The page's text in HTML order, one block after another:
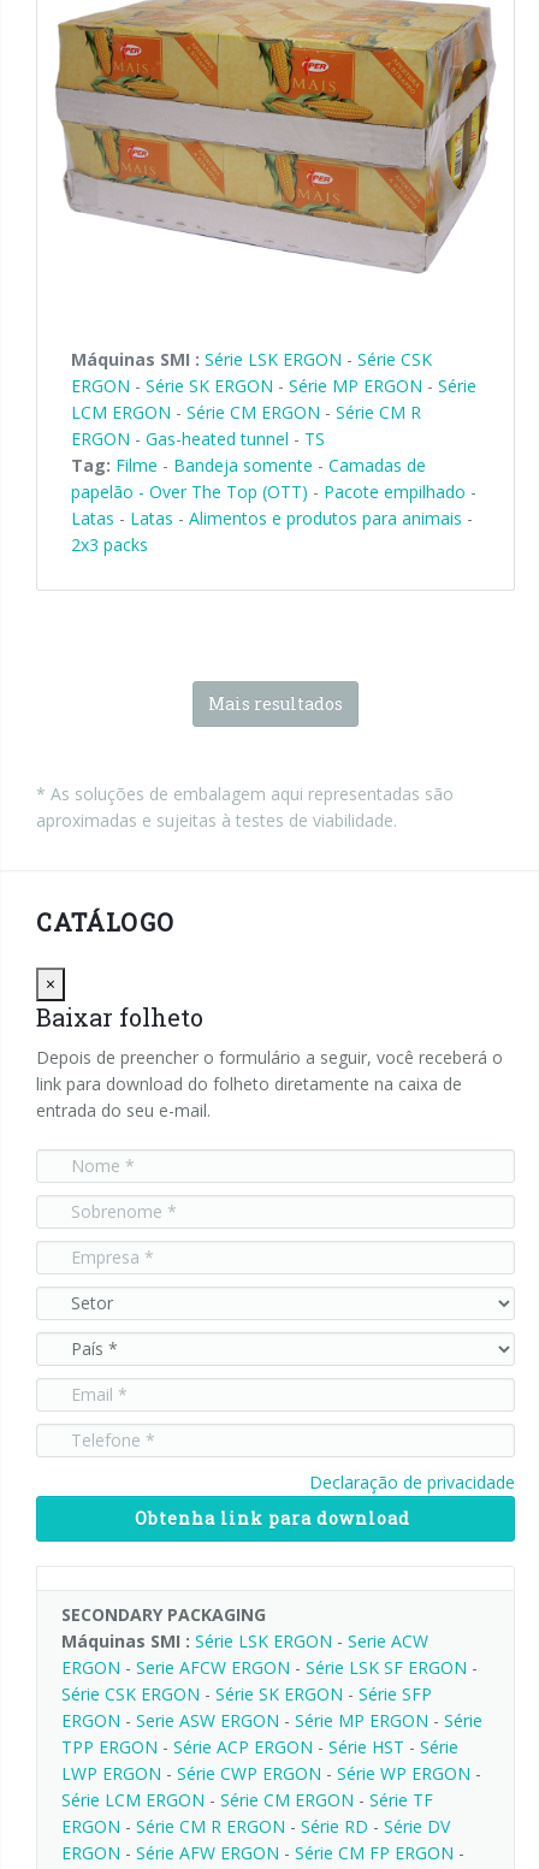
Máquinas SMI : Série LSK ERGON - Série CSK
ERGON - Série SK ERGON - Série MP ERGON - Série
LCM ERGON - Série CM ERGON - Série CM R
ERGON - Gas-heated tunnel - TS
Tag: Filme - Bandeja somente - Camadas de
papelão - Over The Top (OTT) - Pacote empilhado -
Latas - Latas - Alimentos e produtos para animais -
2x3 packs
Mais resultados
* As soluções de embalagem aqui representadas são
aproximadas e sujeitas à testes de viabilidade.
CATÁLOGO
×
Baixar folheto
Depois de preencher o formulário a seguir, você receberá o
link para download do folheto diretamente na caixa de
entrada do seu e-mail.
Declaração de privacidade
Obtenha link para download
SECONDARY PACKAGING
Máquinas SMI : Série LSK ERGON - Serie ACW
ERGON - Serie AFCW ERGON - Série LSK SF ERGON -
Série CSK ERGON - Série SK ERGON - Série SFP
ERGON - Serie ASW ERGON - Série MP ERGON - Série
TPP ERGON - Série ACP ERGON - Série HST - Série
LWP ERGON - Série CWP ERGON - Série WP ERGON -
Série LCM ERGON - Série CM ERGON - Série TF
ERGON - Série CM R ERGON - Série RD - Série DV
ERGON - Série AFW ERGON - Série CM FP ERGON -